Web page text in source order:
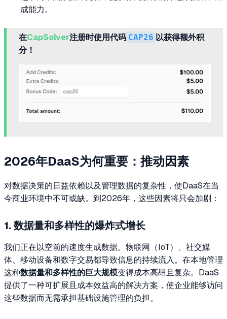
成能力。
在CapSolver注册时使用代码 CAP26 以获得额外积
分！
2026年DaaS为何重要：推动因素
对数据决策的日益依赖以及管理数据的复杂性，使DaaS在当
今商业环境中不可或缺。到2026年，这些因素将只会加剧：
1. 数据量和多样性的爆炸式增长
我们正在以空前的速度生成数据。物联网（IoT）、社交媒
体、移动设备和数字交易都导致信息的持续流入。在本地管理
这种数据量和多样性的巨大规模变得成本高昂且复杂。DaaS
提供了一种可扩展且成本效益高的解决方案，使企业能够访问
这些数据而无需承担基础设施管理的负担。